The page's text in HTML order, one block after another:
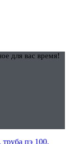
для вас время!